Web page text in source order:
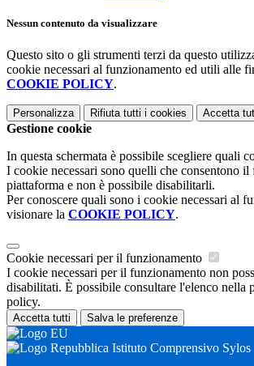
Nessun contenuto da visualizzare
Questo sito o gli strumenti terzi da questo
cookie necessari al funzionamento ed utili alle
COOKIE POLICY.
Personalizza Rifiuta tutti i cookies Accetta
Gestione cookie
In questa schermata è possibile scegliere quali
I cookie necessari sono quelli che consentono
piattaforma e non è possibile disabilitarli.
Per conoscere quali sono i cookie necessari al
visionare la COOKIE POLICY.
Cookie necessari per il funzionamento
I cookie necessari per il funzionamento non
disabilitati. È possibile consultare l'elenco nella
policy.
Accetta tutti Salva le preferenze
Istituto Comprensivo Sylos